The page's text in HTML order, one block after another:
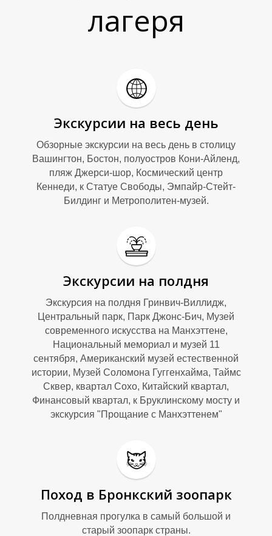
лагеря
Экскурсии на весь день
Обзорные экскурсии на весь день в столицу
Вашингтон, Бостон, полуостров Кони-Айленд,
пляж Джерси-шор, Космический центр
Кеннеди, к Статуе Свободы, Эмпайр-Стейт-
Билдинг и Метрополитен-музей.
Экскурсии на полдня
Экскурсия на полдня Гринвич-Виллидж,
Центральный парк, Парк Джонс-Бич, Музей
современного искусства на Манхэттене,
Национальный мемориал и музей 11
сентября, Американский музей естественной
истории, Музей Соломона Гуггенхайма, Таймс
Сквер, квартал Сохо, Китайский квартал,
Финансовый квартал, к Бруклинскому мосту и
экскурсия "Прощание с Манхэттенем"
Поход в Бронкский зоопарк
Полдневная прогулка в самый большой и
старый зоопарк страны.